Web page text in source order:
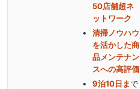
50店舗超ネ
ットワーク
清掃ノウハウ
を活かした商
品メンテナン
スへの高評価
9泊10日まで